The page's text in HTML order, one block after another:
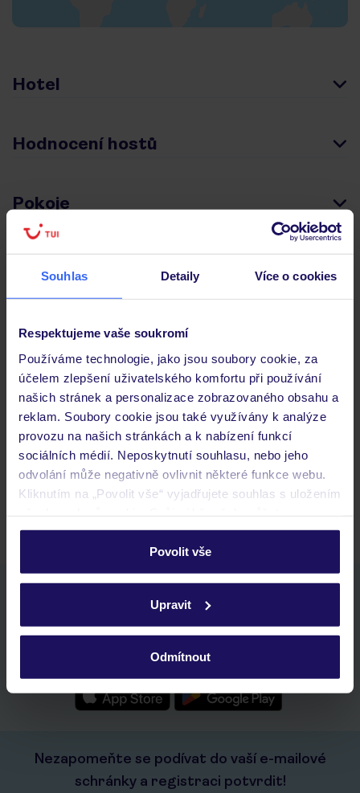
Souhlas Detaily Více o cookies
Respektujeme vaše soukromí
Používáme technologie, jako jsou soubory cookie, za
účelem zlepšení uživatelského komfortu při používání
našich stránek a personalizace zobrazovaného obsahu a
reklam. Soubory cookie jsou také využívány k analýze
provozu na našich stránkách a k nabízení funkcí
sociálních médií. Neposkytnutí souhlasu, nebo jeho
odvolání může negativně ovlivnit některé funkce webu.
Kliknutím na „Povolit vše“ vyjadřujete souhlas s uložením
personalizovat v sekci „Personalizace“.
Podrobné informace o souborech cookie naleznete v
ochrany osobních údajů.
Povolit vše
Upravit
Odmítnout
Hotel
Hodnocení hostů
Pokoje
Často kladené otázky
Jaké doklady jsou potřebné při cestování?
Budeme ubytováni ihned po příjezdu do hotelu?
Kam jít po přistání a vyzvednutí zavazadel?
Zobrazit další
rychlé vyhledávání a prohlížení nabídek
seznam oblíbených nabídek a možnost jejich sdílení
historie vyhledávání a naposledy zobrazené nabídky
Nezapomeňte se podívat do vaší e-mailové
schránky a registraci potvrdit!